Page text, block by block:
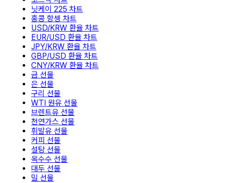
닛케이 225 차트
홍콩 항셍 차트
USD/KRW 환율 차트
EUR/USD 환율 차트
JPY/KRW 환율 차트
GBP/USD 환율 차트
CNY/KRW 환율 차트
금 선물
은 선물
구리 선물
WTI 원유 선물
브렌트유 선물
천연가스 선물
휘발유 선물
커피 선물
설탕 선물
옥수수 선물
대두 선물
밀 선물